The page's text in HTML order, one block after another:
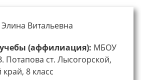
Витальевна
(аффилиация): МБОУ
ст. Лысогорской,
8 класс